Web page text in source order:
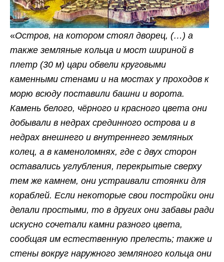
«Остров, на котором стоял дворец, (…) а
также земляные кольца и мост шириной в
плетр (30 м) цари обвели круговыми
каменными стенами и на мостах у проходов к
морю всюду поставили башни и ворота.
Камень белого, чёрного и красного цвета они
добывали в недрах срединного острова и в
недрах внешнего и внутреннего земляных
колец, а в каменоломнях, где с двух сторон
оставались углубления, перекрытые сверху
тем же камнем, они устраивали стоянки для
кораблей. Если некоторые свои постройки они
делали простыми, то в других они забавы ради
искусно сочетали камни разного цвета,
сообщая им естественную прелесть; также и
стены вокруг наружного земляного кольца они